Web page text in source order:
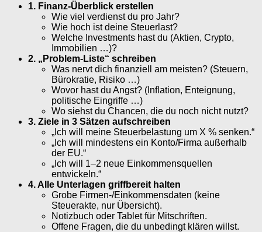
1. Finanz-Überblick erstellen
Wie viel verdienst du pro Jahr?
Wie hoch ist deine Steuerlast?
Welche Investments hast du (Aktien, Crypto,
Immobilien …)?
2. „Problem-Liste“ schreiben
Was nervt dich finanziell am meisten? (Steuern,
Bürokratie, Risiko …)
Wovor hast du Angst? (Inflation, Enteignung,
politische Eingriffe …)
Wo siehst du Chancen, die du noch nicht nutzt?
3. Ziele in 3 Sätzen aufschreiben
„Ich will meine Steuerbelastung um X % senken.“
„Ich will mindestens ein Konto/Firma außerhalb
der EU.“
„Ich will 1–2 neue Einkommensquellen
entwickeln.“
4. Alle Unterlagen griffbereit halten
Grobe Firmen-/Einkommensdaten (keine
Steuerakte, nur Übersicht).
Notizbuch oder Tablet für Mitschriften.
Offene Fragen, die du unbedingt klären willst.